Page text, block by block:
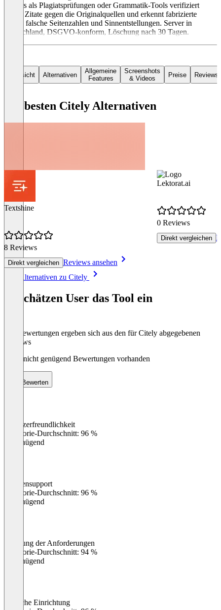
Anders als Plagiatsprüfungen oder Grammatik-Tools verifiziert
Citely Zitate gegen die Originalquellen und erkennt fabrizierte
Zitate, falsche Seitenzahlen und Sinnentstellungen. Server in
Deutschland, DSGVO-konform, Löschung nach 30 Tagen.
Übersicht Alternativen
Allgemeine
Features
Screenshots
& Videos
Preise Reviews
Die besten Citely Alternativen
Textshine
8 Reviews
Direkt vergleichen Reviews ansehen
Lektorat.ai
0 Reviews
Direkt vergleichen
Alle Alternativen zu Citely
So schätzen User das Tool ein
Die Bewertungen ergeben sich aus den für Citely abgegebenen
Reviews
Noch nicht genügend Bewertungen vorhanden
Bewerten
Benutzerfreundlichkeit
Kategorie-Durchschnitt: 96 %
Ungenügend
Kundensupport
Kategorie-Durchschnitt: 96 %
Ungenügend
Erfüllung der Anforderungen
Kategorie-Durchschnitt: 94 %
Ungenügend
Einfache Einrichtung